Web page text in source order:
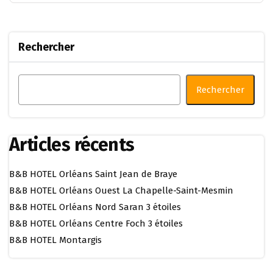
Rechercher
Rechercher
Articles récents
B&B HOTEL Orléans Saint Jean de Braye
B&B HOTEL Orléans Ouest La Chapelle-Saint-Mesmin
B&B HOTEL Orléans Nord Saran 3 étoiles
B&B HOTEL Orléans Centre Foch 3 étoiles
B&B HOTEL Montargis